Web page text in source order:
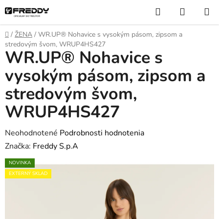
Prejsť
na
obsah
Hľadať
KOŠÍK
Domov
/ ŽENA / WR.UP® Nohavice s vysokým pásom, zipsom a
stredovým švom, WRUP4HS427
WR.UP® Nohavice s
vysokým pásom, zipsom a
stredovým švom,
WRUP4HS427
Priemerné
hodnotenie
produktu
je
Neohodnotené Podrobnosti hodnotenia
Značka: Freddy S.p.A
NOVINKA
EXTERNÝ SKLAD